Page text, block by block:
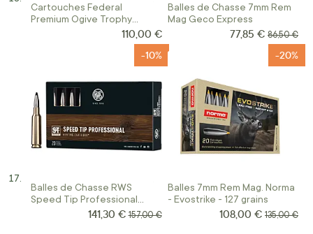
Cartouches Federal
Premium Ogive Trophy
Copper Calibre 7Mm Rm 150
110,00 €
Balles de Chasse 7mm Rem
Mag Geco Express
Prix Spécial
77,85 € Prix
86,50 €
Balles de Chasse RWS
Speed Tip Professional
Calibre 7 mm Rem. Mag.
-10%
Prix Spécial
141,30 € Prix normal
157,00 €
Balles 7mm Rem Mag. Norma
- Evostrike - 127 grains
-20%
Prix Spécial
108,00 € Prix normal
135,00 €